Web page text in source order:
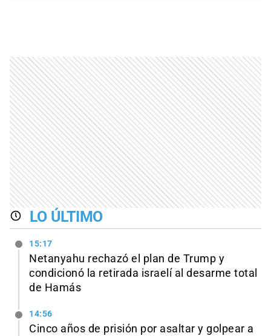
LO ÚLTIMO
15:17
Netanyahu rechazó el plan de Trump y
condicionó la retirada israelí al desarme total
de Hamás
14:56
Cinco años de prisión por asaltar y golpear a